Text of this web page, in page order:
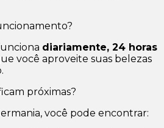
diariamente, 24 horas
você aproveite suas belezas
próximas?
você pode encontrar: